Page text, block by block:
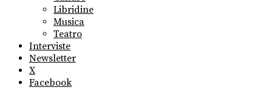
Libridine
Musica
Teatro
Interviste
Newsletter
X
Facebook